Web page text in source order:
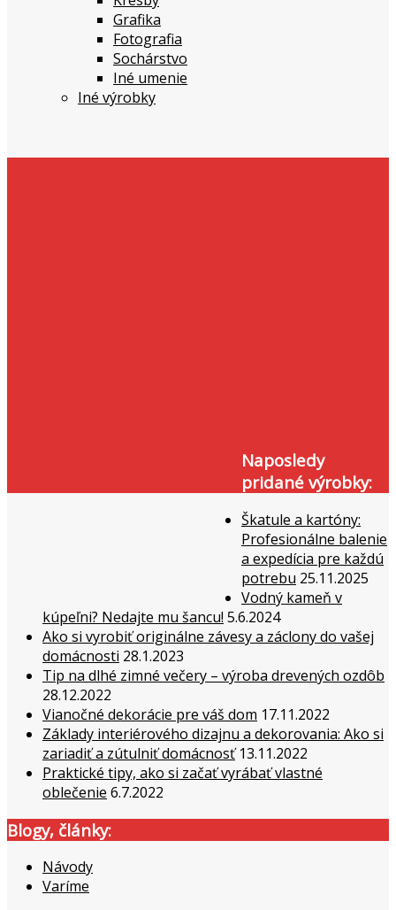
Grafika
Fotografia
Sochárstvo
Iné umenie
Iné výrobky
Naposledy
pridané výrobky:
Škatule a kartóny:
Profesionálne balenie
a expedícia pre každú
potrebu 25.11.2025
Vodný kameň v
kúpeľni? Nedajte mu šancu! 5.6.2024
Ako si vyrobiť originálne závesy a záclony do vašej
domácnosti 28.1.2023
Tip na dlhé zimné večery – výroba drevených ozdôb
28.12.2022
Vianočné dekorácie pre váš dom 17.11.2022
Základy interiérového dizajnu a dekorovania: Ako si
zariadiť a zútulniť domácnosť 13.11.2022
Praktické tipy, ako si začať vyrábať vlastné
oblečenie 6.7.2022
Blogy, články:
Návody
Varíme